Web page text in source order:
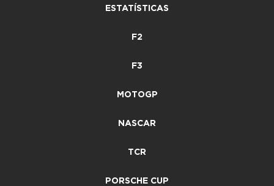
ESTATÍSTICAS
F2
F3
MOTOGP
NASCAR
TCR
PORSCHE CUP